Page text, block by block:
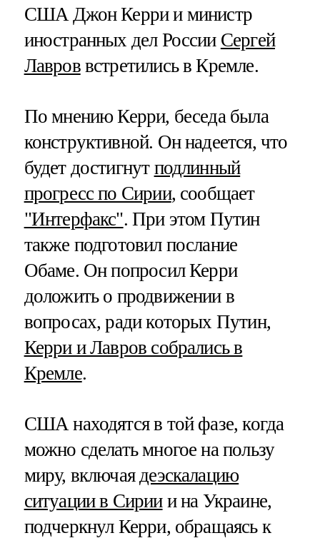
США Джон Керри и министр
иностранных дел России Сергей
Лавроввстретились в Кремле.
По мнению Керри, беседа была
конструктивной. Он надеется, что
будет достигнут подлинный
прогресс по Сирии, сообщает
"Интерфакс". При этом Путин
также подготовил послание
Обаме. Он попросил Керри
доложить о продвижении в
вопросах, ради которых Путин,
Керри и Лавров собрались в
Кремле.
США находятся в той фазе, когда
можно сделать многое на пользу
миру, включая деэскалацию
ситуации в Сириии на Украине,
подчеркнул Керри, обращаясь к